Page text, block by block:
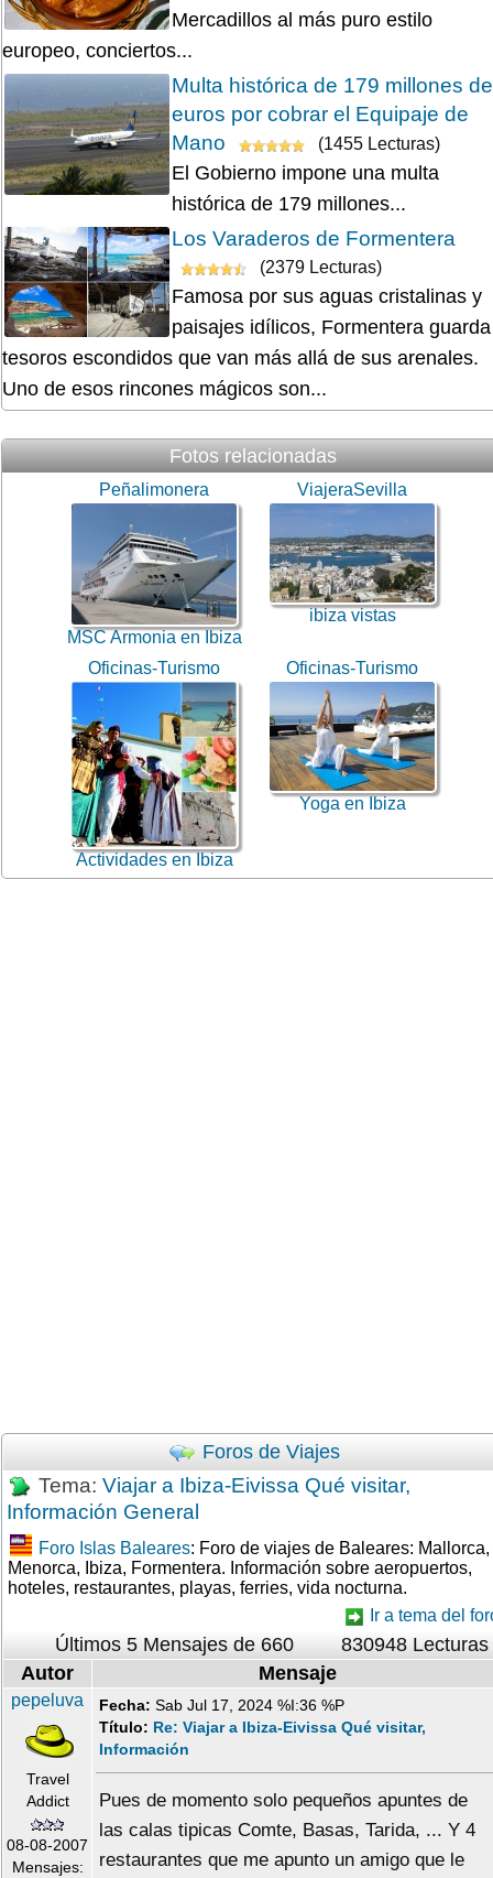
Mercadillos al más puro estilo
europeo, conciertos...
Multa histórica de 179 millones de
euros por cobrar el Equipaje de
Mano
(1455 Lecturas)
El Gobierno impone una multa
histórica de 179 millones...
Los Varaderos de Formentera
(2379 Lecturas)
Famosa por sus aguas cristalinas y
paisajes idílicos, Formentera guarda
tesoros escondidos que van más allá de sus arenales.
Uno de esos rincones mágicos son...
Fotos relacionadas
Peñalimonera
MSC Armonia en Ibiza
ViajeraSevilla
ibiza vistas
Oficinas-Turismo
Actividades en Ibiza
Oficinas-Turismo
Yoga en Ibiza
Foros de Viajes
Tema: Viajar a Ibiza-Eivissa Qué visitar,
Información General
Foro Islas Baleares: Foro de viajes de Baleares: Mallorca,
Menorca, Ibiza, Formentera. Información sobre aeropuertos,
hoteles, restaurantes, playas, ferries, vida nocturna.
Ir a tema del
Últimos 5 Mensajes de 660
830948 Lecturas
Autor
Mensaje
pepeluva
Travel
Addict
08-08-2007
Mensajes:
Fecha: Sab Jul 17, 2024 %I:36 %P
Título: Re: Viajar a Ibiza-Eivissa Qué visitar,
Información
Pues de momento solo pequeños apuntes de
las calas tipicas Comte, Basas, Tarida, ... Y 4
restaurantes que me apunto un amigo que le